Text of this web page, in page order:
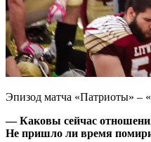
Эпизод матча «Патриоты» –
— Каковы сейчас
Не пришло ли время